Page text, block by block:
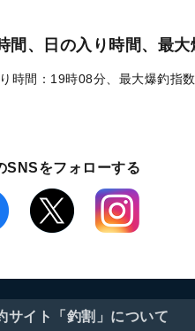
、日の入り時間、最大
間：19時08分、最大爆釣指
SNSをフォローする
サイト「釣割」について